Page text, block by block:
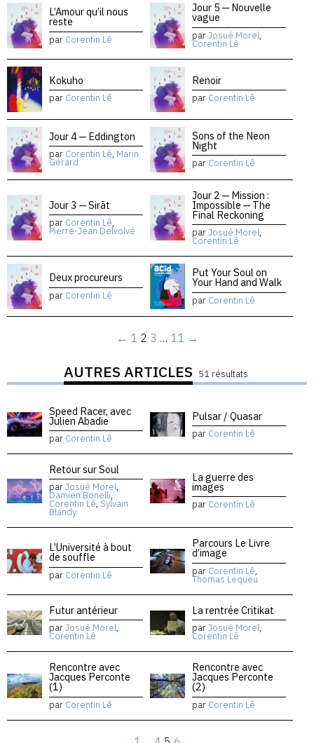
L’Amour qu’il nous
reste
par Corentin Lê
Jour 5 — Nouvelle
vague
parJosué Morel,
Corentin Lê
Kokuho
par Corentin Lê
Renoir
par Corentin Lê
Jour 4 — Eddington
par Corentin Lê, Marin
Gérard
Sons of the Neon
Night
par Corentin Lê
Jour 3 — Sirāt
par Corentin Lê,
Pierre-Jean Delvolvé
Jour 2 — Mission :
Impossible — The
Final Reckoning
parJosué Morel,
Corentin Lê
Deux procureurs
par Corentin Lê
Put Your Soul on
Your Hand and Walk
par Corentin Lê
← 1 2 3 … 11 →
AUTRES ARTICLES 51 résultats
Speed Racer, avec
Julien Abadie
par Corentin Lê
Pulsar / Quasar
par Corentin Lê
Retour sur Soul
parJosué Morel,
Damien Bonelli,
Corentin Lê, Sylvain
Blandy
La guerre des
images
par Corentin Lê
L’Université à bout
de souffle
par Corentin Lê
Parcours Le Livre
d’image
par Corentin Lê,
Thomas Lequeu
Futur antérieur
parJosué Morel,
Corentin Lê
La rentrée Critikat
parJosué Morel,
Corentin Lê
Rencontre avec
Jacques Perconte
(1)
par Corentin Lê
Rencontre avec
Jacques Perconte
(2)
par Corentin Lê